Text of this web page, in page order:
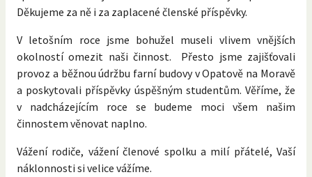
Děkujeme za ně i za zaplacené členské příspěvky.
V letošním roce jsme bohužel museli vlivem vnějších
okolností omezit naši činnost. Přesto jsme zajišťovali
provoz a běžnou údržbu farní budovy v Opatově na Moravě
a poskytovali příspěvky úspěšným studentům. Věříme, že
v nadcházejícím roce se budeme moci všem našim
činnostem věnovat naplno.
Vážení rodiče, vážení členové spolku a milí přátelé, Vaší
náklonnosti si velice vážíme.